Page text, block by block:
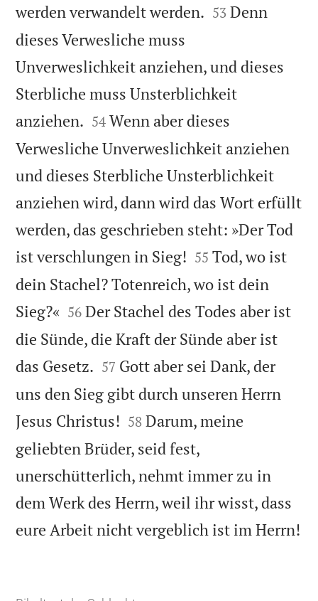
werden verwandelt werden. 

53 Denn
dieses Verwesliche muss
Unverweslichkeit anziehen, und dieses
Sterbliche muss Unsterblichkeit
anziehen. 

54 Wenn aber dieses
Verwesliche Unverweslichkeit anziehen
und dieses Sterbliche Unsterblichkeit
anziehen wird, dann wird das Wort erfüllt
werden, das geschrieben steht: »Der Tod
ist verschlungen in Sieg! 

55 Tod, wo ist
dein Stachel? Totenreich, wo ist dein
Sieg?« 

56 Der Stachel des Todes aber ist
die Sünde, die Kraft der Sünde aber ist
das Gesetz. 

57 Gott aber sei Dank, der
uns den Sieg gibt durch unseren Herrn
Jesus Christus! 

58 Darum, meine
geliebten Brüder, seid fest,
unerschütterlich, nehmt immer zu in
dem Werk des Herrn, weil ihr wisst, dass
eure Arbeit nicht vergeblich ist im Herrn!